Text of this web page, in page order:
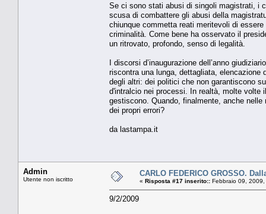
Se ci sono stati abusi di singoli magistrati, i
scusa di combattere gli abusi della
chiunque commetta reati meritevoli di
criminalità. Come bene ha osservato il
un ritrovato, profondo, senso di legalità.
I discorsi d’inaugurazione dell’anno
riscontra una lunga, dettagliata,
degli altri: dei politici che non garantiscono
d'intralcio nei processi. In realtà, molte
gestiscono. Quando, finalmente, anche
dei propri errori?
da lastampa.it
Admin
Utente non iscritto
CARLO FEDERICO GROSSO.
« Risposta #17 inserito:: Febbraio 09,
9/2/2009